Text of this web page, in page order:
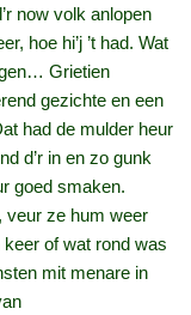
now volk anlopen
hoe hi’j ’t had. Wat
Grietien
gezichte en een
had de mulder heur
d’r in en zo gunk
goed smaken.
veur ze hum weer
of wat rond was
mit menare in